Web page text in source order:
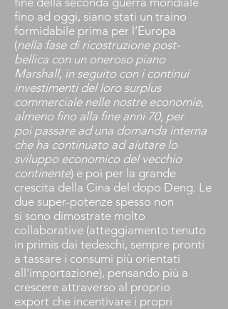
fino ad oggi, siano stati un traino
formidabile prima per l’Europa
(nella fase di ricostruzione post-
bellica con un oneroso piano
Marshall, in seguito con i continui
investimenti del loro surplus
commerciale nelle nostre economie,
almeno fino alla fine anni 70, per
poi passare ad una domanda interna
che ha continuato ad aiutare lo
sviluppo economico del vecchio
continente) e poi per la grande
crescita della Cina del dopo Deng. Le
due super-potenze spesso non
si sono dimostrate molto
collaborative (atteggiamento tenuto
in primis dai tedeschi, sempre pronti
a tassare i consumi più orientati
all’importazione), pensando più a
crescere attraverso al proprio
export che incentivare i propri